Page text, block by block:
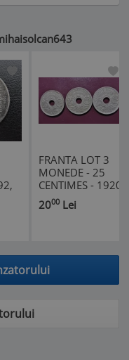
FRANTA LOT 3
MONEDE - 25
CENTIMES - 1920
/ 1922 / 1930
(301)
2000 Lei